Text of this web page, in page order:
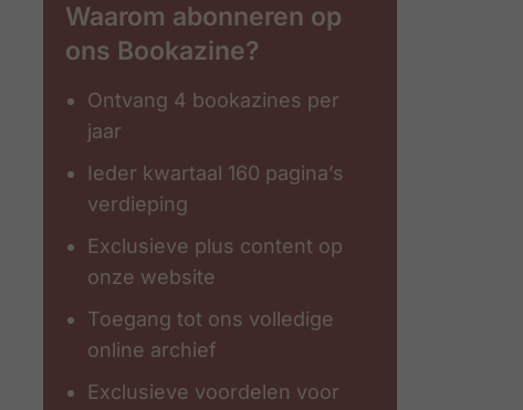
Waarom abonneren op
ons Bookazine?
Ontvang 4 bookazines per
jaar
Ieder kwartaal 160 pagina’s
verdieping
Exclusieve plus content op
onze website
Toegang tot ons volledige
online archief
Exclusieve voordelen voor